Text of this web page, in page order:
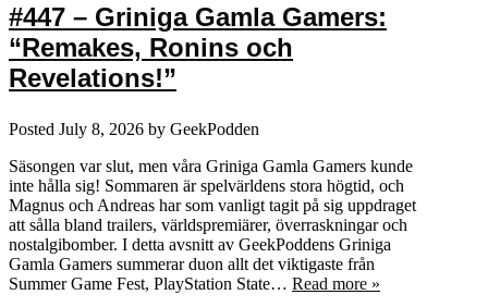
#447 – Griniga Gamla Gamers:
“Remakes, Ronins och
Revelations!”
Posted July 8, 2026 by GeekPodden
Säsongen var slut, men våra Griniga Gamla Gamers kunde
inte hålla sig! Sommaren är spelvärldens stora högtid, och
Magnus och Andreas har som vanligt tagit på sig uppdraget
att sålla bland trailers, världspremiärer, överraskningar och
nostalgibomber. I detta avsnitt av GeekPoddens Griniga
Gamla Gamers summerar duon allt det viktigaste från
Summer Game Fest, PlayStation State… Read more »